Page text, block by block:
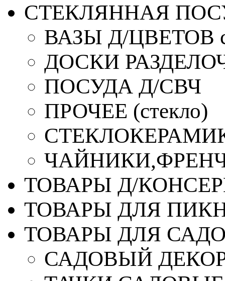
СТЕКЛЯННАЯ
ВАЗЫ Д/ЦВЕТОВ
ДОСКИ
ПОСУДА Д/СВЧ
ПРОЧЕЕ (стекло)
ТОВАРЫ Д/
ТОВАРЫ ДЛЯ
ТОВАРЫ ДЛЯ
САДОВЫЙ